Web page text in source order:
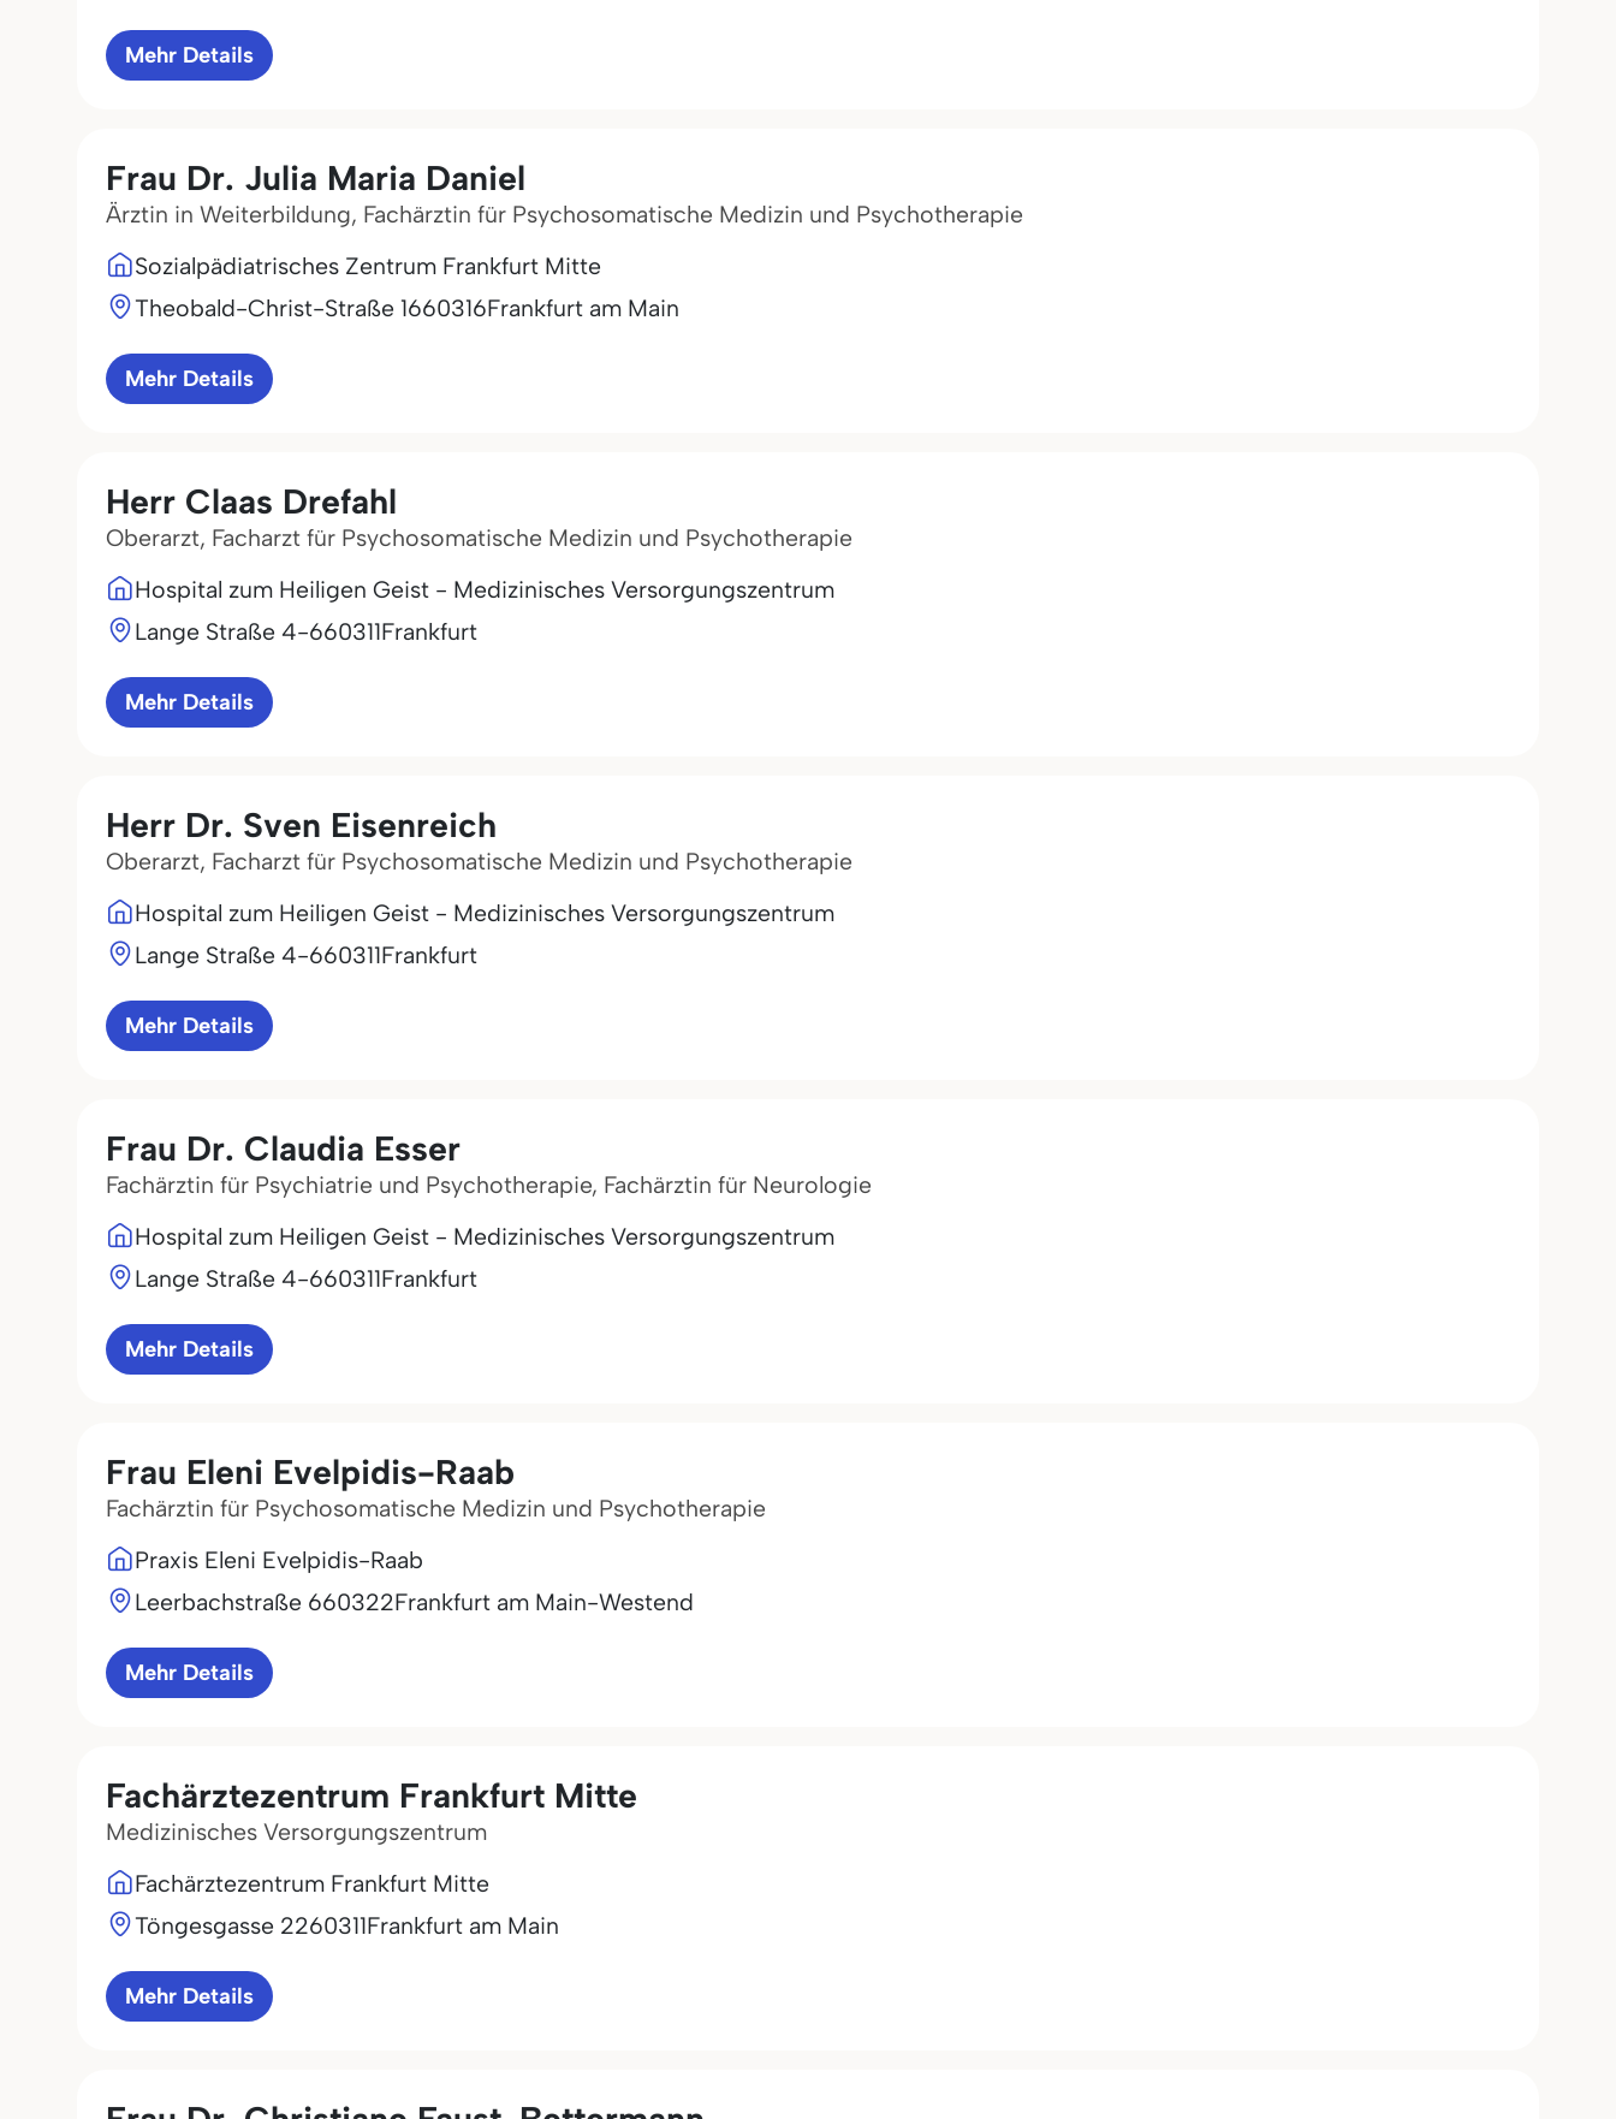
Mehr Details
Frau Dr. Julia Maria Daniel
Ärztin in Weiterbildung, Fachärztin für Psychosomatische Medizin und Psychotherapie
Sozialpädiatrisches Zentrum Frankfurt Mitte
Theobald-Christ-Straße 1660316Frankfurt am Main
Mehr Details
Herr Claas Drefahl
Oberarzt, Facharzt für Psychosomatische Medizin und Psychotherapie
Hospital zum Heiligen Geist - Medizinisches Versorgungszentrum
Lange Straße 4-660311Frankfurt
Mehr Details
Herr Dr. Sven Eisenreich
Oberarzt, Facharzt für Psychosomatische Medizin und Psychotherapie
Hospital zum Heiligen Geist - Medizinisches Versorgungszentrum
Lange Straße 4-660311Frankfurt
Mehr Details
Frau Dr. Claudia Esser
Fachärztin für Psychiatrie und Psychotherapie, Fachärztin für Neurologie
Hospital zum Heiligen Geist - Medizinisches Versorgungszentrum
Lange Straße 4-660311Frankfurt
Mehr Details
Frau Eleni Evelpidis-Raab
Fachärztin für Psychosomatische Medizin und Psychotherapie
Praxis Eleni Evelpidis-Raab
Leerbachstraße 660322Frankfurt am Main-Westend
Mehr Details
Fachärztezentrum Frankfurt Mitte
Medizinisches Versorgungszentrum
Fachärztezentrum Frankfurt Mitte
Töngesgasse 2260311Frankfurt am Main
Mehr Details